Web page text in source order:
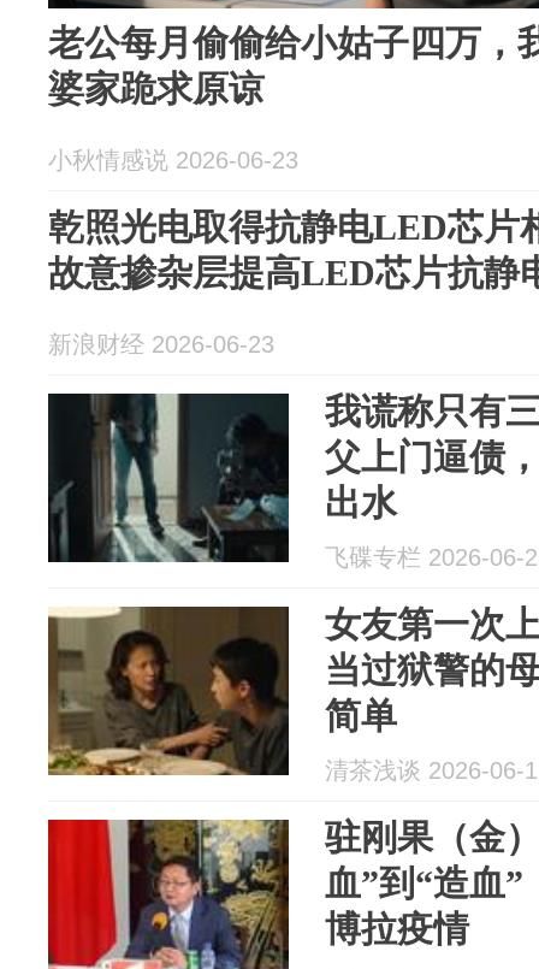
老公每月偷偷给小姑子四万，
婆家跪求原谅
小秋情感说 2026-06-23
乾照光电取得抗静电LED芯片
故意掺杂层提高LED芯片抗静
新浪财经 2026-06-23
我谎称只有
父上门逼债
出水
飞碟专栏 2026-06-
女友第一次
当过狱警的
简单
清茶浅谈 2026-06-
驻刚果（金
血”到“造血
博拉疫情